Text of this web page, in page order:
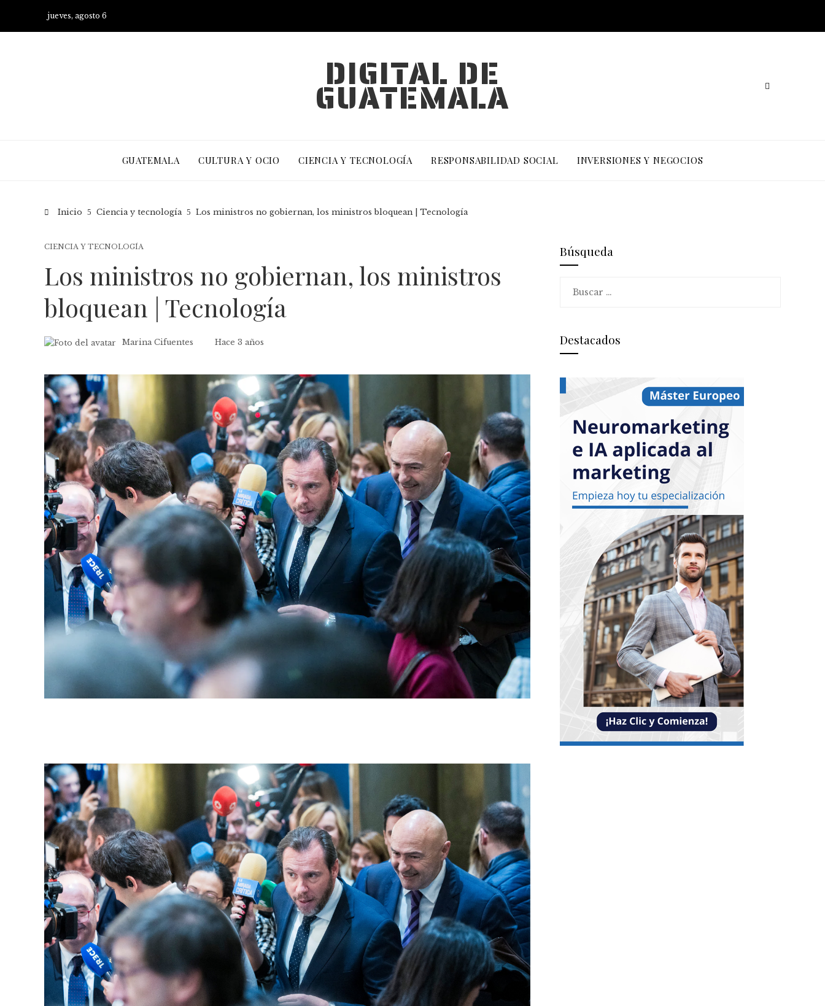
jueves, agosto 6
DIGITAL DE
GUATEMALA
GUATEMALA CULTURA Y OCIO CIENCIA Y TECNOLOGÍA RESPONSABILIDAD SOCIAL INVERSIONES Y NEGOCIOS
Inicio Ciencia y tecnología Los ministros no gobiernan, los ministros bloquean | Tecnología
CIENCIA Y TECNOLOGÍA
Los ministros no gobiernan, los ministros
bloquean | Tecnología
Marina Cifuentes Hace 3 años
Búsqueda
Destacados